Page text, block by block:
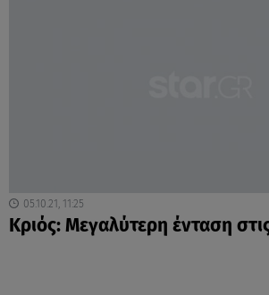
05.10.21, 11:25
Κριός: Μεγαλύτερη ένταση